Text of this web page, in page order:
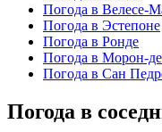
Погода в Велесе-
Погода в Эстепоне
Погода в Ронде
Погода в Морон-
Погода в Сан
Погода в